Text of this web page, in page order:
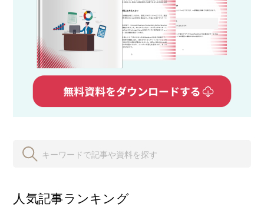
人気記事ランキング